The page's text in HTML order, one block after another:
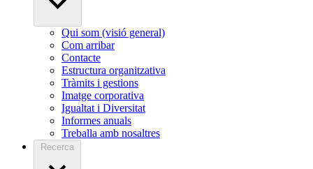
Qui som (visió general)
Com arribar
Contacte
Estructura organitzativa
Tràmits i gestions
Imatge corporativa
Igualtat i Diversitat
Informes anuals
Treballa amb nosaltres
Recerca